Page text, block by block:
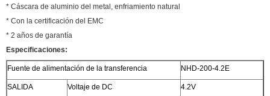
* Cáscara de aluminio del metal, enfriamiento natural
* Con la certificación del EMC
* 2 años de garantía
Especificaciones:
Fuente de alimentación de la transferencia NHD-200-4.2E
SALIDA Voltaje de DC 4.2V